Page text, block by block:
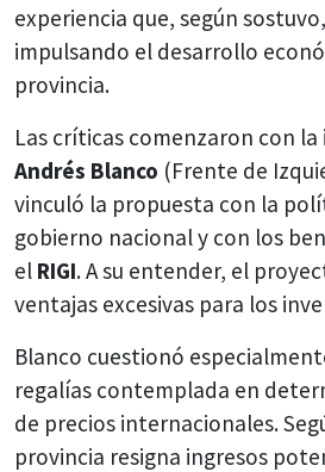
experiencia que, según
impulsando el desarrollo
provincia.
Las críticas comenzaron con
Andrés Blanco (Frente de
vinculó la propuesta con la
gobierno nacional y con los
el RIGI. A su entender, el
ventajas excesivas para los
Blanco cuestionó
regalías contemplada en
de precios internacionales.
provincia resigna ingresos